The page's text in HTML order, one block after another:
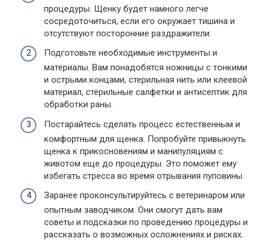
процедуры. Щенку будет намного легче
сосредоточиться, если его окружает тишина и
отсутствуют посторонние раздражители.
Подготовьте необходимые инструменты и
материалы. Вам понадобятся ножницы с тонкими
и острыми концами, стерильная нить или клеевой
материал, стерильные салфетки и антисептик для
обработки раны.
Постарайтесь сделать процесс естественным и
комфортным для щенка. Попробуйте привыкнуть
щенка к прикосновениям и манипуляциям с
животом еще до процедуры. Это поможет ему
избегать стресса во время отрывания пуповины.
Заранее проконсультируйтесь с ветеринаром или
опытным заводчиком. Они смогут дать вам
советы и подсказки по проведению процедуры и
рассказать о возможных осложнениях и рисках.